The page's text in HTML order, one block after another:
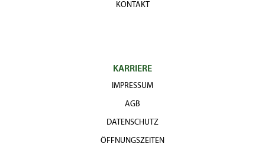
KONTAKT
KARRIERE
IMPRESSUM
AGB
DATENSCHUTZ
ÖFFNUNGSZEITEN